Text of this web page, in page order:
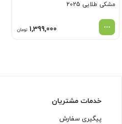
مشکی طلایی 2025
1,399,000 تومان
خدمات مشتریان
پیگیری سفارش